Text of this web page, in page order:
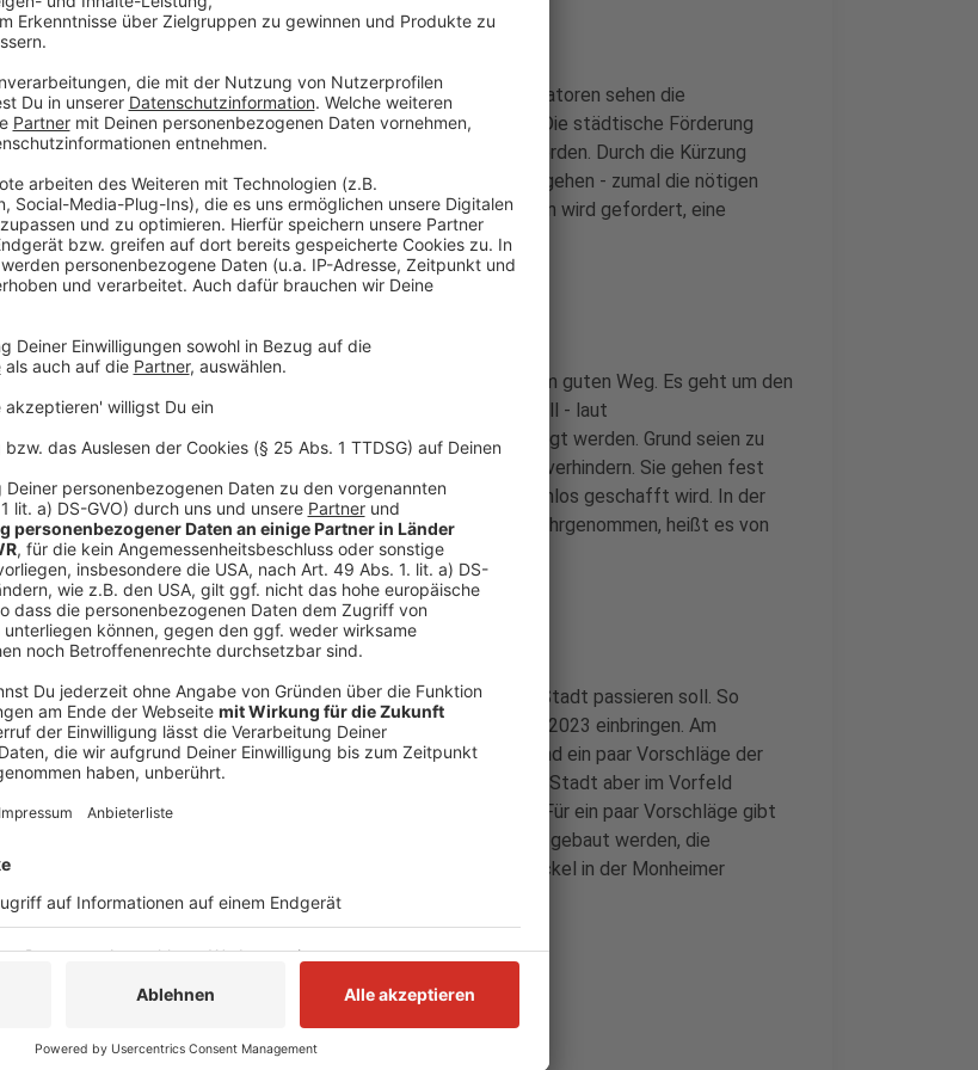
Sorge um Hildener Jazztage
In Hilden wächst die Sorge um die Hildener Jazztage. Die Organisatoren sehen die
Musikveranstaltung aus finanzieller Sicht an einem Wendepunkt. Die städtische Förderung
solle von zuletzt 40.000 Euro im Jahr auf 15.000 Euro gesenkt werden. Durch die Kürzung
würden aber Qualität und Nutzen der Hildener Jazztage verloren gehen - zumal die nötigen
Kosten dafür zum Teil stark gestiegen seien. Von mehreren Seiten wird gefordert, eine
Förderung von wenigstens 30.000 Euro aufrecht zu erhalten.
Elterninitiative "Mino soll bleiben" optimistisch
Die Ratinger Elterninitiative "Mino soll bleiben" sieht sich auf einem guten Weg. Es geht um den
Erhalt der Minoritengrundschule in der Ratinger Innenstadt. Sie soll - laut
Schulentwicklungsplan - mit der Suitbertusschule zusammengelegt werden. Grund seien zu
wenige Anmeldungen. Das wollen die Eltern der Minoritenschüler verhindern. Sie gehen fest
davon aus, dass die Mindestanmeldezahl von 92 Schülern problemlos geschafft wird. In der
letzten Ausschusssitzung habe man durchaus positive Signale wahrgenommen, heißt es von
der Initiative.
Monheimer Rat bespricht Bürgervorschläge
Die Monheimer können immer wieder mitbestimmen, was in ihrer Stadt passieren soll. So
konnten sie unter anderem Vorschläge für den Haushaltsentwurf 2023 einbringen. Am
Mittwoch (14.12.) gab es die letzte Ratssitzung in diesem Jahr und ein paar Vorschläge der
Monheimer standen auf dem Plan. Die meisten davon musste die Stadt aber im Vorfeld
ablehnen, da sie nicht umsetzbar oder nicht wirtschaftlich seien. Für ein paar Vorschläge gibt
es aber grünes Licht: So sollen mehr Stationen für Leih-Fahrräder gebaut werden, die
Sanierung einiger Spielplätze steht auf dem Plan und die Gullydeckel in der Monheimer
Altstadt sollen das Stadtwappen bekommen.